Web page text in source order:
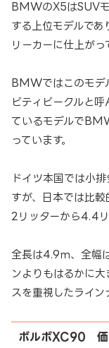
BMWのX5はSUV
する上位モデルで
リーカーに仕上がっ
BMWではこのモデ
ビティビークルと
ているモデルで
っています。
ドイツ本国では小
すが、日本では比較
2リッターから4.4リ
全長は4.9ｍ、全幅
ンよりもはるかに
スを重視したライン
ボルボXC90 価